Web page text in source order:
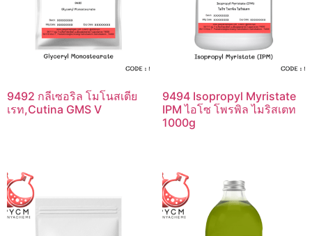
9492 กลีเซอริล โมโนสเตีย
เรท,Cutina GMS V
9494 Isopropyl Myristate
IPM ไอโซ โพรพิล ไมริสเตท
1000g